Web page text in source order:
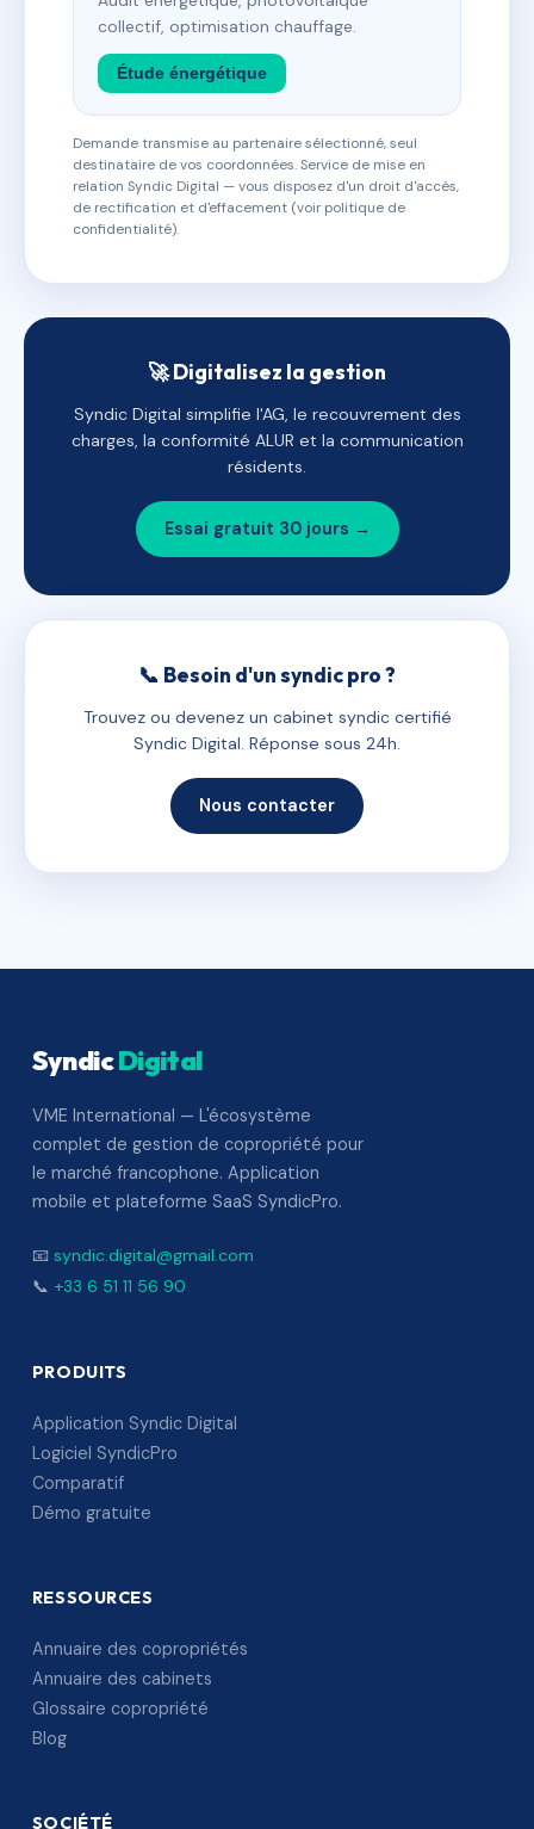
collectif, optimisation chauffage.
Étude énergétique
Demande transmise au partenaire sélectionné, seul
destinataire de vos coordonnées. Service de mise en
relation Syndic Digital — vous disposez d'un droit d'accès,
de rectification et d'effacement (voir politique de
confidentialité).
🚀 Digitalisez la gestion
Syndic Digital simplifie l'AG, le recouvrement des
charges, la conformité ALUR et la communication
résidents.
Essai gratuit 30 jours →
📞 Besoin d'un syndic pro ?
Trouvez ou devenez un cabinet syndic certifié
Syndic Digital. Réponse sous 24h.
Nous contacter
SyndicDigital
VME International — L'écosystème
complet de gestion de copropriété pour
le marché francophone. Application
mobile et plateforme SaaS SyndicPro.
📧 syndic.digital@gmail.com
📞 +33 6 51 11 56 90
PRODUITS
Application Syndic Digital
Logiciel SyndicPro
Comparatif
Démo gratuite
RESSOURCES
Annuaire des copropriétés
Annuaire des cabinets
Glossaire copropriété
Blog
SOCIÉTÉ